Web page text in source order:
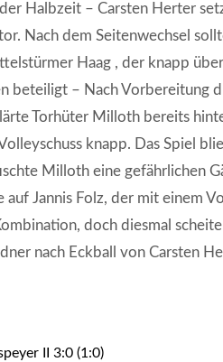
Halbzeit – Carsten Herter
Nach dem Seitenwechsel
Haag , der knapp
beteiligt – Nach Vorbereitung
Torhüter Milloth bereits
knapp. Das Spiel
Milloth eine gefährlichen
Jannis Folz, der mit einem
doch diesmal
nach Eckball von Carsten
II 3:0 (1:0)